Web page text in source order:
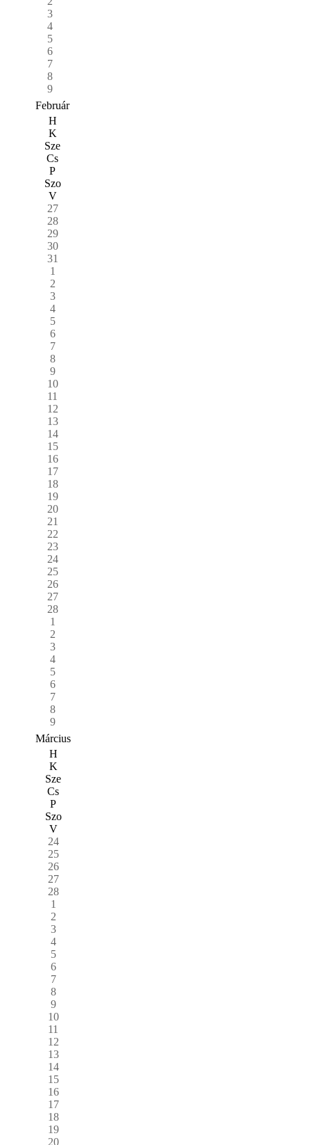
3
4
5
6
7
8
9
Február
H
K
Sze
Cs
P
Szo
V
27
28
29
30
31
1
2
3
4
5
6
7
8
9
10
11
12
13
14
15
16
17
18
19
20
21
22
23
24
25
26
27
28
1
2
3
4
5
6
7
8
9
Március
H
K
Sze
Cs
P
Szo
V
24
25
26
27
28
1
2
3
4
5
6
7
8
9
10
11
12
13
14
15
16
17
18
19
20